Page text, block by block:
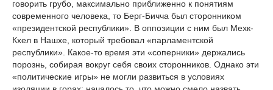
говорить грубо, максимально приближенно к понятиям
современного человека, то Берг-Бичча был сторонником
«президентской республики». В оппозиции с ним был Мехк-
Кхел в Нашхе, который требовал «парламентской
республики». Какое-то время эти «соперники» держались
порознь, собирая вокруг себя своих сторонников. Однако эти
«политические игры» не могли развиться в условиях